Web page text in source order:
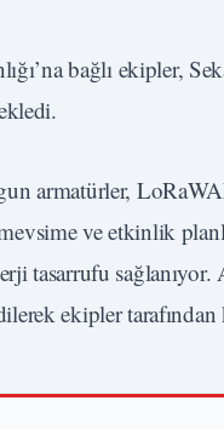
bağlı ekipler,
armatürler,
ve etkinlik
tasarrufu sağlanıyor.
ekipler